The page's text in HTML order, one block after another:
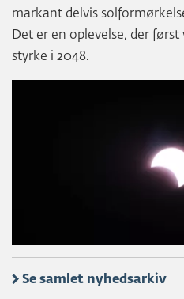
markant delvis
Det er en oplevelse, der
styrke i 2048.
Se samlet nyhedsarkiv